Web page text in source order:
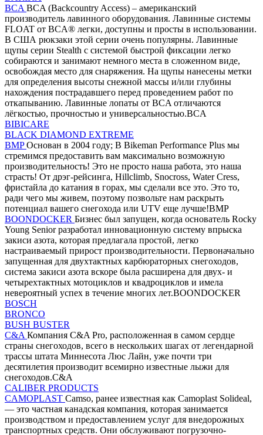
BCA BCA (Backcountry Access) – американский
производитель лавинного оборудования. Лавинные системы
FLOAT от BCA® легки, доступны и просты в использовании.
В США рюкзаки этой серии очень популярны. Лавинные
щупы серии Stealth с системой быстрой фиксации легко
собираются и занимают немного места в сложенном виде,
освобождая место для снаряжения. На щупы нанесены метки
для определения высоты снежной массы и/или глубины
нахождения пострадавшего перед проведением работ по
откапыванию. Лавинные лопаты от BCA отличаются
лёгкостью, прочностью и универсальностью.BCA
BIBICARE
BLACK DIAMOND EXTREME
BMPОснован в 2004 году; В Bikeman Performance Plus мы
стремимся предоставить вам максимально возможную
производительность! Это не просто наша работа, это наша
страсть! От дрэг-рейсинга, Hillclimb, Snocross, Water Cress,
фристайла до катания в горах, мы сделали все это. Это то,
ради чего мы живем, поэтому позвольте нам раскрыть
потенциал вашего снегохода или UTV еще лучше!BMP
BOONDOCKER Бизнес был запущен, когда основатель Rocky
Young Senior разработал инновационную систему впрыска
закиси азота, которая предлагала простой, легко
настраиваемый прирост производительности. Первоначально
запущенная для двухтактных карбюраторных снегоходов,
система закиси азота вскоре была расширена для двух- и
четырехтактных мотоциклов и квадроциклов и имела
невероятный успех в течение многих лет.BOONDOCKER
BOSCH
BRONCO
BUSH BUSTER
C&A Компания C&A Pro, расположенная в самом сердце
страны снегоходов, всего в нескольких шагах от легендарной
трассы штата Миннесота Люс Лайн, уже почти три
десятилетия производит всемирно известные лыжи для
снегоходов.C&A
CALIBER PRODUCTS
CAMOPLAST Camso, ранее известная как Camoplast Solideal,
— это частная канадская компания, которая занимается
производством и предоставлением услуг для внедорожных
транспортных средств. Они обслуживают погрузочно-